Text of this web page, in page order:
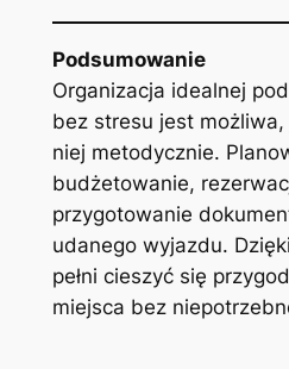
Podsumowanie
Organizacja idealnej
bez stresu jest
niej metodycznie.
budżetowanie,
przygotowanie
udanego wyjazdu.
pełni cieszyć się
miejsca bez